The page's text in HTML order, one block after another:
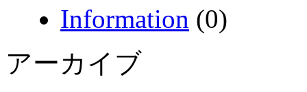
Information (0)
アーカイブ